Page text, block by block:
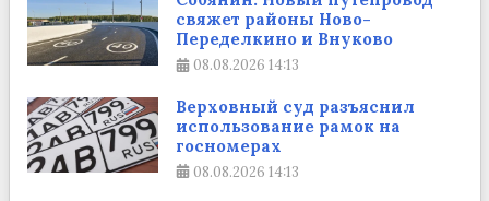
свяжет районы Ново-
Переделкино и Внуково
08.08.2026 14:13
Верховный суд разъяснил
использование рамок на
госномерах
08.08.2026 14:13